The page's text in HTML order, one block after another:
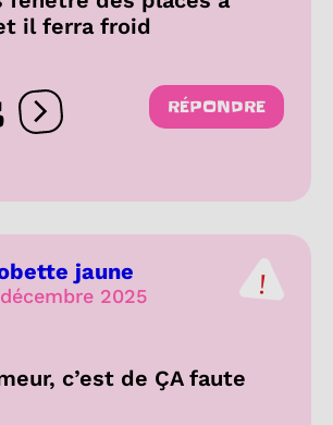
il ferra froid
Ouvrir les réactions
RÉPONDRE
jaune
2025
c’est de ÇA faute